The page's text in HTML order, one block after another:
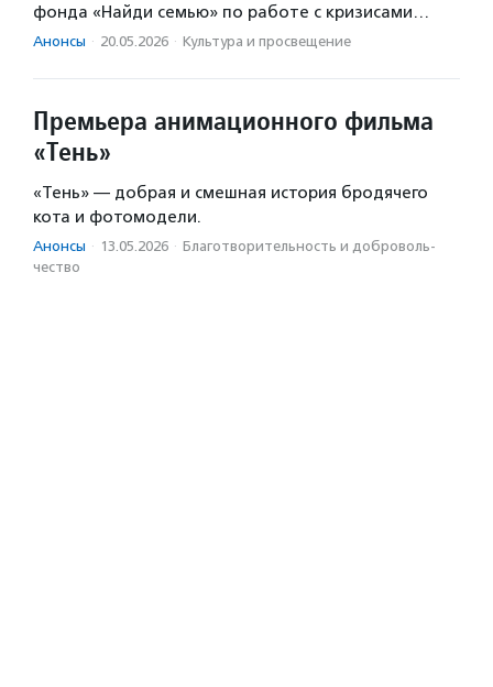
фонда «Найди семью» по работе с кризисами…
Анонсы · 20.05.2026 · Культура и просвещение
Премьера анимационного фильма
«Тень»
«Тень» — добрая и смешная история бродячего
кота и фотомодели.
Анонсы · 13.05.2026 · Благотвори­тель­ность и доброволь­
чест­во